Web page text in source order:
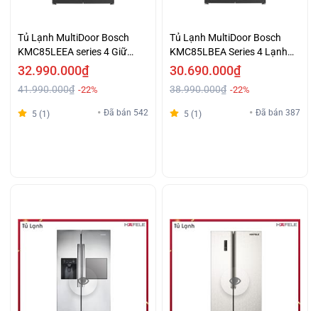
Tủ Lạnh MultiDoor Bosch
KMC85LEEA series 4 Giữ
Trọn Tươi Ngon Giá Tốt
32.990.000₫
41.990.000₫ -22%
5 (1) Đã bán 542
Tủ Lạnh MultiDoor Bosch
KMC85LBEA Series 4 Lạnh
Sâu Hiện Đại Giá Tốt
30.690.000₫
38.990.000₫ -22%
5 (1) Đã bán 387